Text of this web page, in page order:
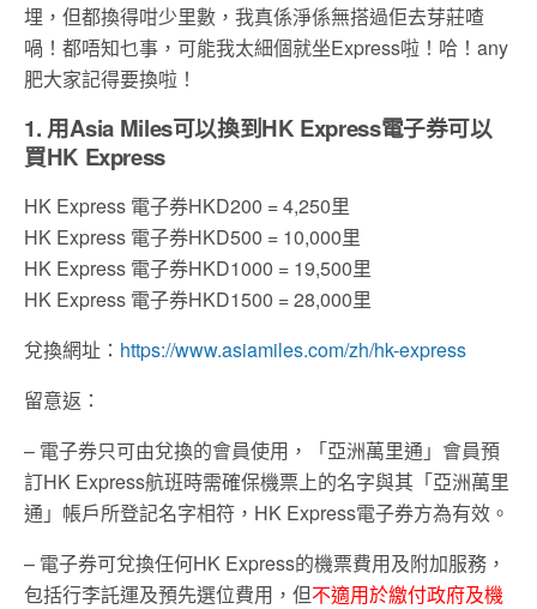
埋，但都換得咁少里數，我真係淨係無搭過佢去芽莊喳
喎！都唔知乜事，可能我太細個就坐Express啦！哈！ any
肥大家記得要換啦！
1. 用Asia Miles可以換到HK Express電子券可以
買HK Express
HK Express 電子券HKD200 = 4,250里
HK Express 電子券HKD500 = 10,000里
HK Express 電子券HKD1000 = 19,500里
HK Express 電子券HKD1500 = 28,000里
兌換網址： https://www.asiamiles.com/zh/hk-express
留意返：
– 電子券只可由兌換的會員使用，「亞洲萬里通」會員預
訂HK Express航班時需確保機票上的名字與其「亞洲萬里
通」帳戶所登記名字相符，HK Express電子券方為有效。
– 電子券可兌換任何HK Express的機票費用及附加服務，
包括行李託運及預先選位費用，但不適用於繳付政府及機